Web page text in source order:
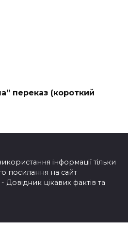
переказ (короткий
інформації тільки
посилання на сайт
цікавих фактів та